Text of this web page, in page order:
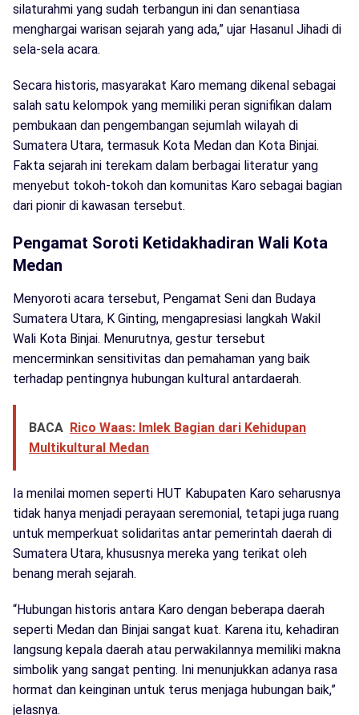
silaturahmi yang sudah terbangun ini dan senantiasa
menghargai warisan sejarah yang ada,” ujar Hasanul Jihadi di
sela-sela acara.
Secara historis, masyarakat Karo memang dikenal sebagai
salah satu kelompok yang memiliki peran signifikan dalam
pembukaan dan pengembangan sejumlah wilayah di
Sumatera Utara, termasuk Kota Medan dan Kota Binjai.
Fakta sejarah ini terekam dalam berbagai literatur yang
menyebut tokoh-tokoh dan komunitas Karo sebagai bagian
dari pionir di kawasan tersebut.
Pengamat Soroti Ketidakhadiran Wali Kota
Medan
Menyoroti acara tersebut, Pengamat Seni dan Budaya
Sumatera Utara, K Ginting, mengapresiasi langkah Wakil
Wali Kota Binjai. Menurutnya, gestur tersebut
mencerminkan sensitivitas dan pemahaman yang baik
terhadap pentingnya hubungan kultural antardaerah.
BACA Rico Waas: Imlek Bagian dari Kehidupan
Multikultural Medan
Ia menilai momen seperti HUT Kabupaten Karo seharusnya
tidak hanya menjadi perayaan seremonial, tetapi juga ruang
untuk memperkuat solidaritas antar pemerintah daerah di
Sumatera Utara, khususnya mereka yang terikat oleh
benang merah sejarah.
“Hubungan historis antara Karo dengan beberapa daerah
seperti Medan dan Binjai sangat kuat. Karena itu, kehadiran
langsung kepala daerah atau perwakilannya memiliki makna
simbolik yang sangat penting. Ini menunjukkan adanya rasa
hormat dan keinginan untuk terus menjaga hubungan baik,”
jelasnya.